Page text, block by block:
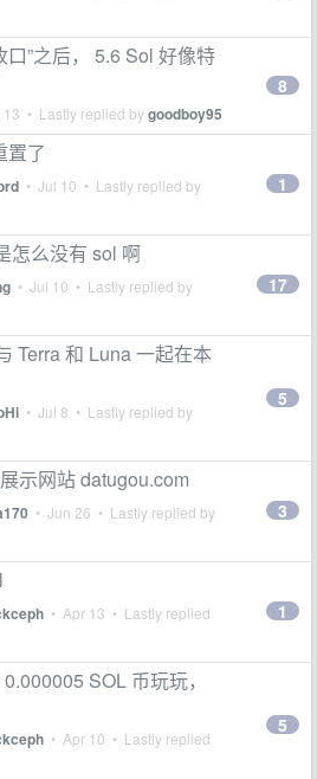
口”之后， 5.6 Sol 好像特
• Lastly replied bygoodboy95
8
置了
• Jul 10 • Lastly replied by 1
怎么没有 sol 啊
• Jul 10 • Lastly replied by 17
Terra 和 Luna 一起在本
• Jul 8 • Lastly replied by
5
示网站 datugou.com
• Jun 26 • Lastly replied by 3
• Apr 13 • Lastly replied
1
SOL 币玩玩，
• Apr 10 • Lastly replied
5